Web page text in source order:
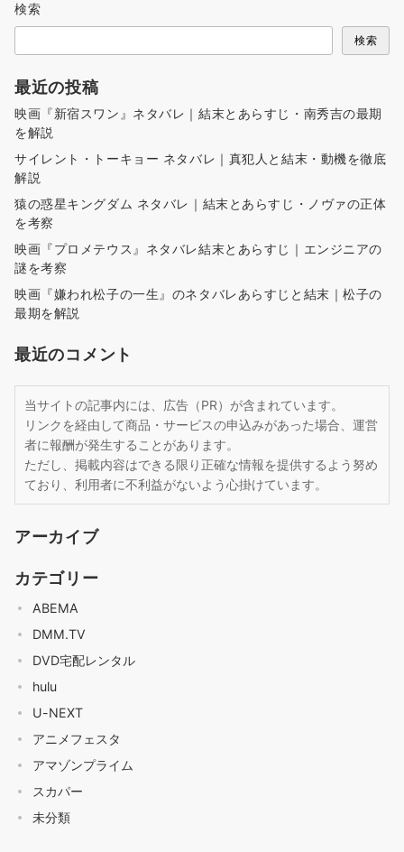
ー
送
り
検索
検索
最近の投稿
映画『新宿スワン』ネタバレ｜結末とあらすじ・南秀吉の最期
を解説
サイレント・トーキョー ネタバレ｜真犯人と結末・動機を徹底
解説
猿の惑星キングダム ネタバレ｜結末とあらすじ・ノヴァの正体
を考察
映画『プロメテウス』ネタバレ結末とあらすじ｜エンジニアの
謎を考察
映画『嫌われ松子の一生』のネタバレあらすじと結末｜松子の
最期を解説
最近のコメント
当サイトの記事内には、広告（PR）が含まれています。
リンクを経由して商品・サービスの申込みがあった場合、運営
者に報酬が発生することがあります。
ただし、掲載内容はできる限り正確な情報を提供するよう努め
ており、利用者に不利益がないよう心掛けています。
アーカイブ
カテゴリー
ABEMA
DMM.TV
DVD宅配レンタル
hulu
U-NEXT
アニメフェスタ
アマゾンプライム
スカパー
未分類